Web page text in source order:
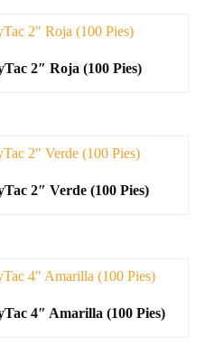
2″ Roja (100 Pies)
2″ Verde (100 Pies)
4″ Amarilla (100 Pies)